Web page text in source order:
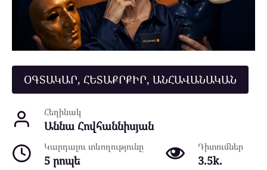
ՕԳՏԱԿԱՐ, ՀԵՏԱՔՐՔԻՐ, ԱՆՀԱՎԱՆԱԿԱՆ
Հեղինակ
Աննա Հովհաննիսյան
Կարդալու տևողությունը
5 րոպե
Դիտումներ
3.5k.